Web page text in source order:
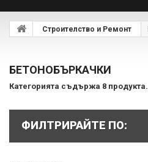
Строителство и Ремонт
БЕТОНОБЪРКАЧКИ
Категорията съдържа 8 продукта.
ФИЛТРИРАЙТЕ ПО: